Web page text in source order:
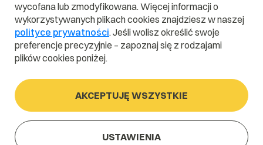
wycofana lub zmodyfikowana. Więcej informacji o
wykorzystywanych plikach cookies znajdziesz w naszej
polityce prywatności. Jeśli wolisz określić swoje
preferencje precyzyjnie – zapoznaj się z rodzajami
plików cookies poniżej.
AKCEPTUJĘ WSZYSTKIE
USTAWIENIA